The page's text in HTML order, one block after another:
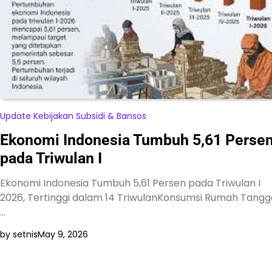
Update Kebijakan Subsidi & Bansos
Ekonomi Indonesia Tumbuh 5,61
pada Triwulan I
Ekonomi Indonesia Tumbuh 5,61 Persen pada Triwulan I
2026, Tertinggi dalam 14 TriwulanKonsumsi Rumah
…
by setnisMay 9, 2026